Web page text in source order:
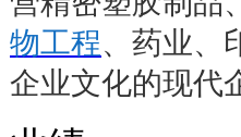
物工程、药业、
企业文化的现代